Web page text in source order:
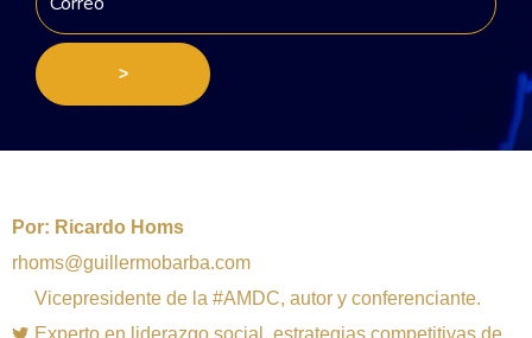
>
Por: Ricardo Homs
rhoms@guillermobarba.com
Vicepresidente de la #AMDC, autor y conferenciante.